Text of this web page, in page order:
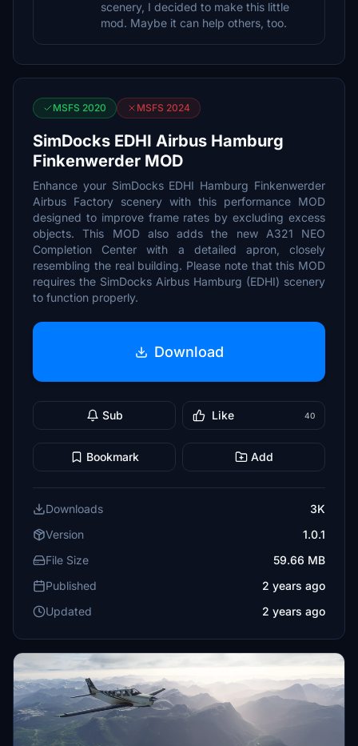
scenery, I decided to make this little
mod. Maybe it can help others, too.
MSFS 2020 MSFS 2024
SimDocks EDHI Airbus Hamburg
Finkenwerder MOD
Enhance your SimDocks EDHI Hamburg Finkenwerder
Airbus Factory scenery with this performance MOD
designed to improve frame rates by excluding excess
objects. This MOD also adds the new A321 NEO
Completion Center with a detailed apron, closely
resembling the real building. Please note that this MOD
requires the SimDocks Airbus Hamburg (EDHI) scenery
to function properly.
Download
Sub Like 40
Bookmark Add
Downloads
3K
Version
1.0.1
File Size
59.66 MB
Published
2 years ago
Updated
2 years ago